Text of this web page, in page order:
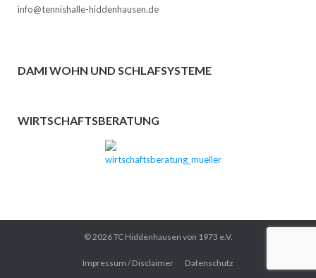
info@tennishalle-hiddenhausen.de
DAMI WOHN UND SCHLAFSYSTEME
WIRTSCHAFTSBERATUNG
© 2026 TC Hiddenhausen von 1973 e.V.
Impressum / Disclaimer Datenschutz